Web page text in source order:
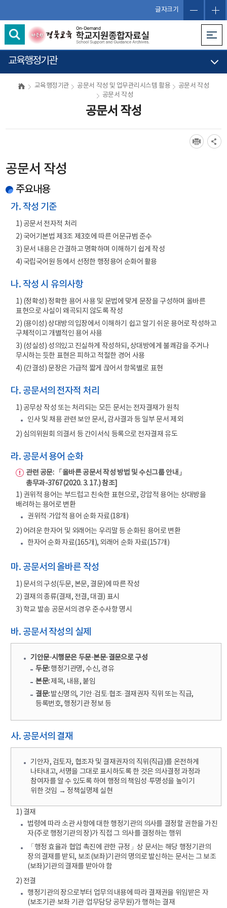
글자크기
교육행정기관
교육행정기관 공문서 작성 및 업무관리시스템 활용
공문서 작성
공문서 작성
공문서 작성
공문서 작성
주요내용
가. 작성 기준
1) 공문서 전자적 처리
2) 국어기본법 제3조 제3호에 따른 어문규범 준수
3) 문서 내용은 간결하고 명확하며 이해하기 쉽게 작성
4) 국립국어원 등에서 선정한 행정용어 순화어 활용
나. 작성 시 유의사항
1) (정확성) 정확한 용어 사용 및 문법에 맞게 문장을 구성하며 올바른
표현으로 사실이 왜곡되지 않도록 작성
2) (용이성) 상대방의 입장에서 이해하기 쉽고 알기 쉬운 용어로 작성하고
구체적이고 개별적인 용어 사용
3) (성실성) 성의있고 진실하게 작성하되, 상대방에게 불쾌감을 주거나
무시하는 듯한 표현은 피하고 적절한 경어 사용
4) (간결성) 문장은 가급적 짧게 끊어서 항목별로 표현
다. 공문서의 전자적 처리
1) 공무상 작성 또는 처리되는 모든 문서는 전자결재가 원칙
인사 및 채용 관련 보안 문서, 감사결과 등 일부 문서 제외
2) 심의위원회 의결서 등 간이서식 등록으로 전자결재 유도
라. 공문서 용어 순화
관련 공문: 「올바른 공문서 작성 방법 및 수신그룹 안내」
총무과-3767(2020. 3. 17.) 참조]
1) 권위적 용어는 부드럽고 친숙한 표현으로, 강압적 용어는 상대방을
배려하는 용어로 변환
권위적·가압적 용어 순화 자료(18개)
2) 어려운 한자어 및 외래어는 우리말 등 순화된 용어로 변환
한자어 순화 자료(165개), 외래어 순화 자료(157개)
마. 공문서의 올바른 작성
1) 문서의 구성(두문, 본문, 결문)에 따른 작성
2) 결재의 종류(결재, 전결, 대결) 표시
3) 학교 발송 공문서의 경우 준수사항 명시
바. 공문서 작성의 실제
기안문·시행문은 두문·본문·결문으로 구성
두문:행정기관명, 수신, 경유
본문:제목, 내용, 붙임
결문:발신명의, 기안·검토·협조·결재권자 직위 또는 직급,
등록번호, 행정기관 정보 등
사. 공문서의 결재
기안자, 검토자, 협조자 및 결재권자의 직위(직급)를 온전하게
나타내고, 서명을 그대로 표시하도록 한 것은 의사결정 과정과
참여자를 알 수 있도록 하여 행정의 책임성·투명성을 높이기
위한 것임 → 정책실명제 실현
1) 결재
법령에 따라 소관 사항에 대한 행정기관의 의사를 결정할 권한을 가진
자(주로 행정기관의 장)가 직접 그 의사를 결정하는 행위
「행정 효율과 협업 촉진에 관한 규정」상 문서는 해당 행정기관의
장의 결재를 받되, 보조(보좌)기관의 명의로 발신하는 문서는 그 보조
(보좌)기관의 결재를 받아야 함
2) 전결
행정기관의 장으로부터 업무의 내용에 따라 결재권을 위임받은 자
(보조기관·보좌 기관·업무담당 공무원)가 행하는 결재